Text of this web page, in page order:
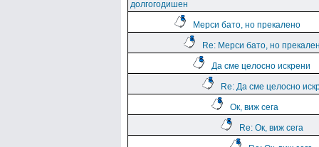
долгогодишен
Мерси бато, но прекалено
Re: Мерси бато, но
Да сме целосно искрени
Re: Да сме целосно
Ок, виж сега
Re: Ок, виж сега